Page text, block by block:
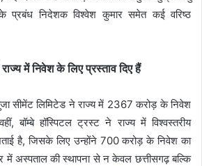
निदेशक विश्वेश कुमार समेत कई वरिष्ठ
में निवेश के लिए प्रस्ताव दिए हैं
सीमेंट लिमिटेड ने राज्य में 2367 करोड़ के निवेश
बॉम्बे हॉस्पिटल ट्रस्ट ने राज्य में विश्वस्तरीय
है, जिसके लिए उन्होंने 700 करोड़ के निवेश का
में अस्पताल की स्थापना से न केवल छत्तीसगढ़ बल्कि